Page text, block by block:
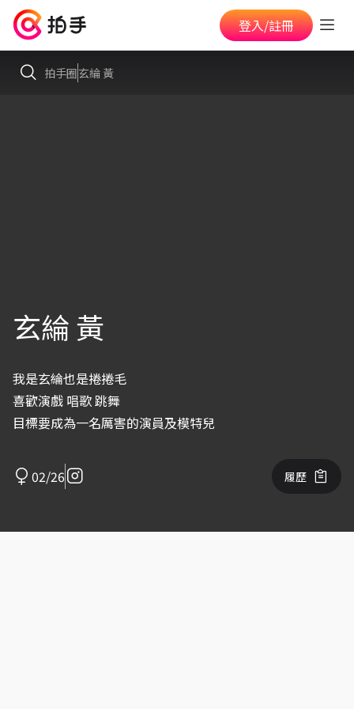
登入/註冊
拍手圈玄綸 黃
玄綸 黃
我是玄綸也是捲捲毛
喜歡演戲 唱歌 跳舞
目標要成為一名厲害的演員及模特兒
02/26 履歷